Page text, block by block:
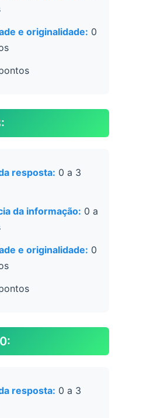
e originalidade: 0
resposta: 0 a 3
da informação: 0 a
e originalidade: 0
resposta: 0 a 3